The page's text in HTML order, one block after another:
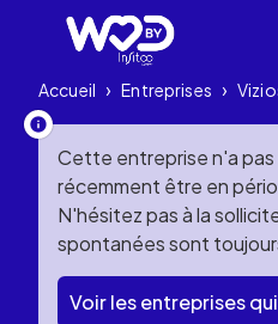
Accueil › Entreprises ›
Cette entreprise n'a pas
récemment être en
N'hésitez pas à la
spontanées sont
Voir les entreprises